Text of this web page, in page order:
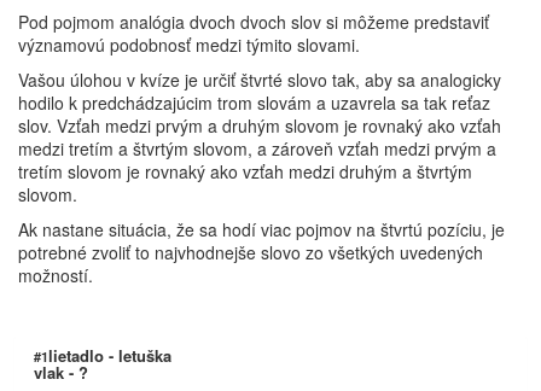
Pod pojmom analógia dvoch dvoch slov si môžeme predstaviť
významovú podobnosť medzi týmito slovami.
Vašou úlohou v kvíze je určiť štvrté slovo tak, aby sa analogicky
hodilo k predchádzajúcim trom slovám a uzavrela sa tak reťaz
slov. Vzťah medzi prvým a druhým slovom je rovnaký ako vzťah
medzi tretím a štvrtým slovom, a zároveň vzťah medzi prvým a
tretím slovom je rovnaký ako vzťah medzi druhým a štvrtým
slovom.
Ak nastane situácia, že sa hodí viac pojmov na štvrtú pozíciu, je
potrebné zvoliť to najvhodnejše slovo zo všetkých uvedených
možností.
#1lietadlo - letuška
vlak - ?